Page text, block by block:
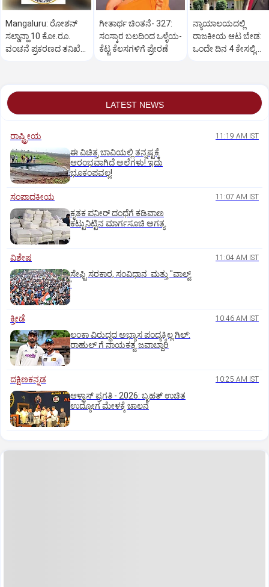
Mangaluru: ರೋಶನ್‌
ಸಲ್ಡಾನ್ಹಾ 10 ಕೋ.ರೂ.
ವಂಚನೆ ಪ್ರಕರಣದ ತನಿಖೆ
ಗೀತಾರ್ಥ ಚಿಂತನೆ- 327:
ಸಂಸ್ಕಾರ ಬಲದಿಂದ ಒಳ್ಳೆಯ-
ಕೆಟ್ಟ ಕೆಲಸಗಳಿಗೆ ಪ್ರೇರಣೆ
ನ್ಯಾಯಾಲಯದಲ್ಲಿ
ರಾಜಕೀಯ ಆಟ ಬೇಡ:
ಒಂದೇ ದಿನ 4 ಕೇಸಲ್ಲಿ
LATEST NEWS
ರಾಷ್ಟ್ರೀಯ 11:19 AM IST
ಈ ವಿಚಿತ್ರ ಬಾವಿಯಲ್ಲಿ ತನ್ನಷ್ಟಕ್ಕೆ
ಆರಂಭವಾಗಿದೆ ಅಲೆಗಳು! ಇದು
ಭೂಕಂಪವಲ್ಲ!
ಸಂಪಾದಕೀಯ 11:07 AM IST
ಕೃತಕ ಪನೀರ್‌ ದಂಧೆಗೆ ಕಡಿವಾಣ
ಕಟ್ಟುನಿಟ್ಟಿನ ಮಾರ್ಗಸೂಚಿ ಅಗತ್ಯ
ವಿಶೇಷ 11:04 AM IST
ಸೇಫ್ಟಿ ಸರಕಾರ, ಸಂವಿಧಾನ ಮತ್ತು "ವಾಲ್ವ್
'
ಕ್ರೀಡೆ 10:46 AM IST
ಲಂಕಾ ವಿರುದ್ಧದ ಅಭ್ಯಾಸ ಪಂದ್ಯಕ್ಕಿಲ್ಲ ಗಿಲ್:‌
ರಾಹುಲ್‌ ಗೆ ನಾಯಕತ್ವ ಜವಾಬ್ದಾರಿ
ದಕ್ಷಿಣಕನ್ನಡ 10:25 AM IST
ಆಳ್ವಾಸ್‌ ಪ್ರಗತಿ - 2026: ಬೃಹತ್ ಉಚಿತ
ಉದ್ಯೋಗ ಮೇಳಕ್ಕೆ ಚಾಲನೆ